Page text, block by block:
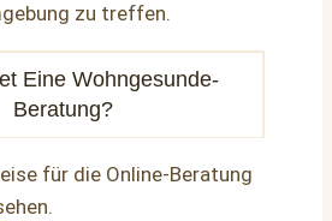
zu treffen.
Eine Wohngesunde-
Beratung?
für die Online-Beratung